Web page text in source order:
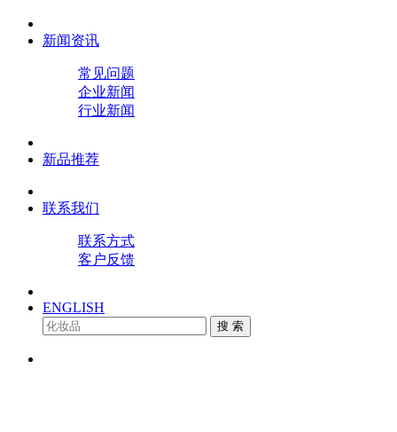
新闻资讯
常见问题
企业新闻
行业新闻
新品推荐
联系我们
联系方式
客户反馈
ENGLISH